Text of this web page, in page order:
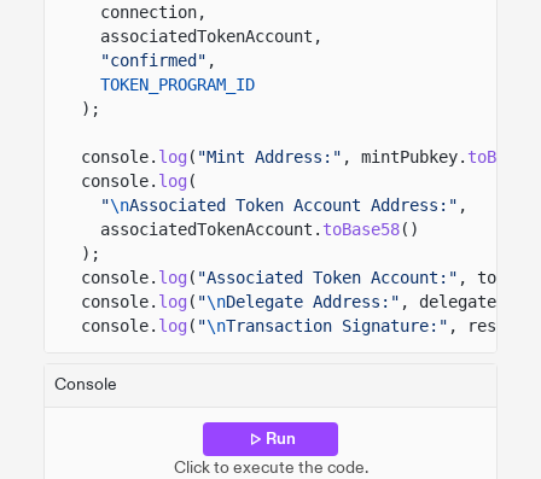
connection,
associatedTokenAccount,
"confirmed" ,
TOKEN_PROGRAM_ID
);
console. log ( "Mint Address:" , mintPubkey.
console. log (
"\nAssociated Token Account Address:" ,
associatedTokenAccount. toBase58()
);
console. log ( "Associated Token Account:" ,
console. log ( "\nDelegate Address:" ,
console. log ( "\nTransaction Signature:" ,
Console
Run
Click to execute the code.